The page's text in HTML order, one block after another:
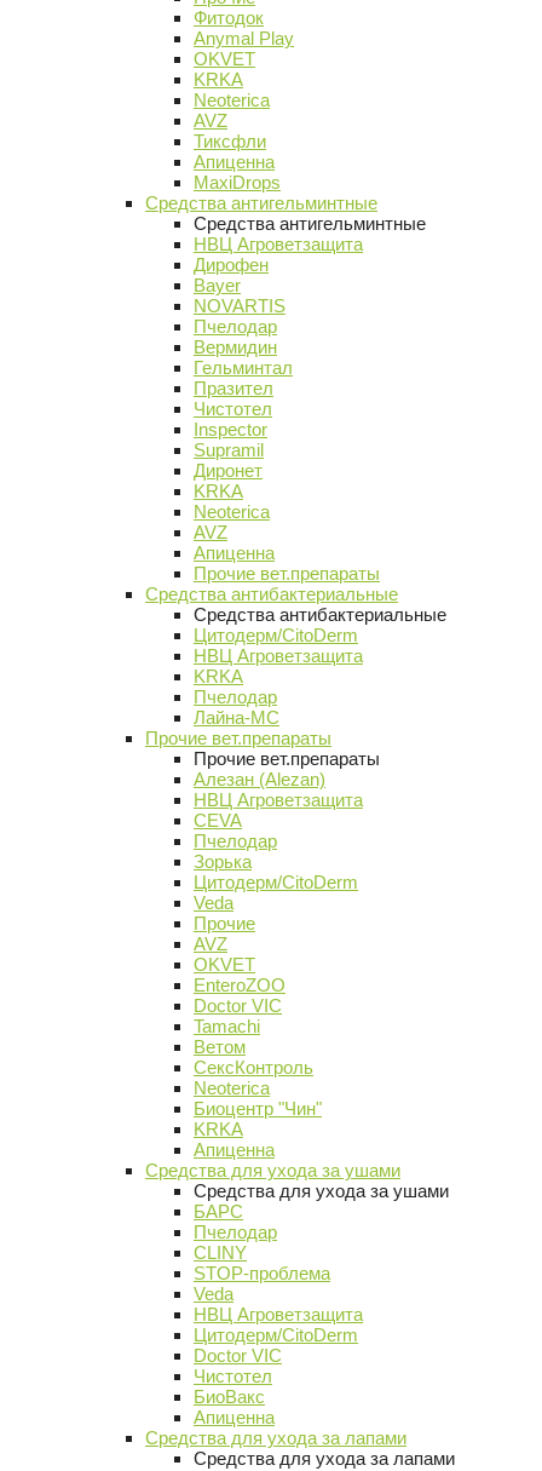
Фитодок
Anymal Play
OKVET
KRKA
Neoterica
AVZ
Тиксфли
Апиценна
MaxiDrops
Средства антигельминтные
Средства антигельминтные
НВЦ Агроветзащита
Дирофен
Bayer
NOVARTIS
Пчелодар
Вермидин
Гельминтал
Празител
Чистотел
Inspector
Supramil
Диронет
KRKA
Neoterica
AVZ
Апиценна
Прочие вет.препараты
Средства антибактериальные
Средства антибактериальные
Цитодерм/CitoDerm
НВЦ Агроветзащита
KRKA
Пчелодар
Лайна-МС
Прочие вет.препараты
Прочие вет.препараты
Алезан (Alezan)
НВЦ Агроветзащита
CEVA
Пчелодар
Зорька
Цитодерм/CitoDerm
Veda
Прочие
AVZ
OKVET
EnteroZOO
Doctor VIC
Tamachi
Ветом
СексКонтроль
Neoterica
Биоцентр "Чин"
KRKA
Апиценна
Средства для ухода за ушами
Средства для ухода за ушами
БАРС
Пчелодар
CLINY
STOP-проблема
Veda
НВЦ Агроветзащита
Цитодерм/CitoDerm
Doctor VIC
Чистотел
БиоВакс
Апиценна
Средства для ухода за лапами
Средства для ухода за лапами